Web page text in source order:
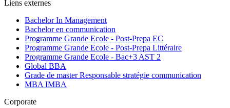
Liens externes
Bachelor In Management
Bachelor en communication
Programme Grande Ecole - Post-Prepa EC
Programme Grande Ecole - Post-Prepa Littéraire
Programme Grande Ecole - Bac+3 AST 2
Global BBA
Grade de master Responsable stratégie communication
MBA IMBA
Corporate